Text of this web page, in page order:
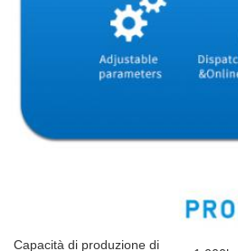
Capacità di produzione di